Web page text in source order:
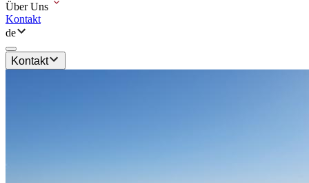
Über Uns
Kontakt
de
Kontakt